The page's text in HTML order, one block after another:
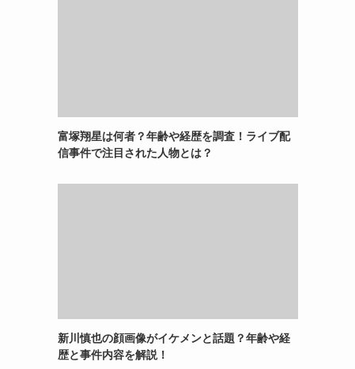
富塚翔星は何者？年齢や経歴を調査！ライブ配
信事件で注目された人物とは？
新川慎也の顔画像がイケメンと話題？年齢や経
歴と事件内容を解説！